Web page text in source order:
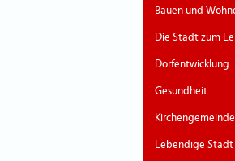
Bauen und
Die Stadt zum
Dorfentwicklung
Gesundheit
Lebendige Stadt